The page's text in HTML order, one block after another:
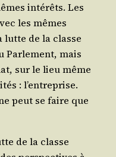
inté­rêts. Les
les mêmes
lutte de la classe
Par­le­ment, mais
sur le lieu même
: l’entreprise.
peut se faire que
de la classe